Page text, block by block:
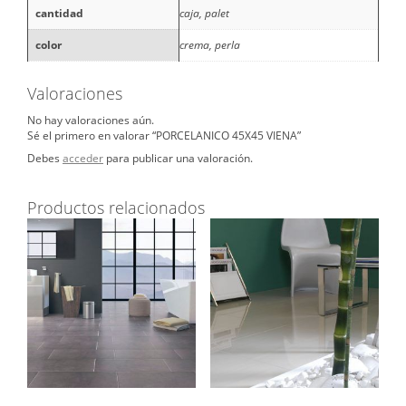
cantidad caja, palet
color crema, perla
Valoraciones
No hay valoraciones aún.
Sé el primero en valorar “PORCELANICO 45X45 VIENA”
Debes acceder para publicar una valoración.
Productos relacionados